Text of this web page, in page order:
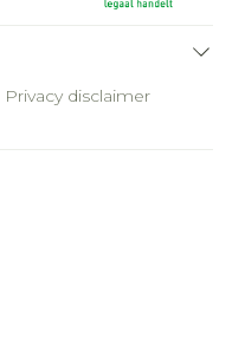
Privacy disclaimer